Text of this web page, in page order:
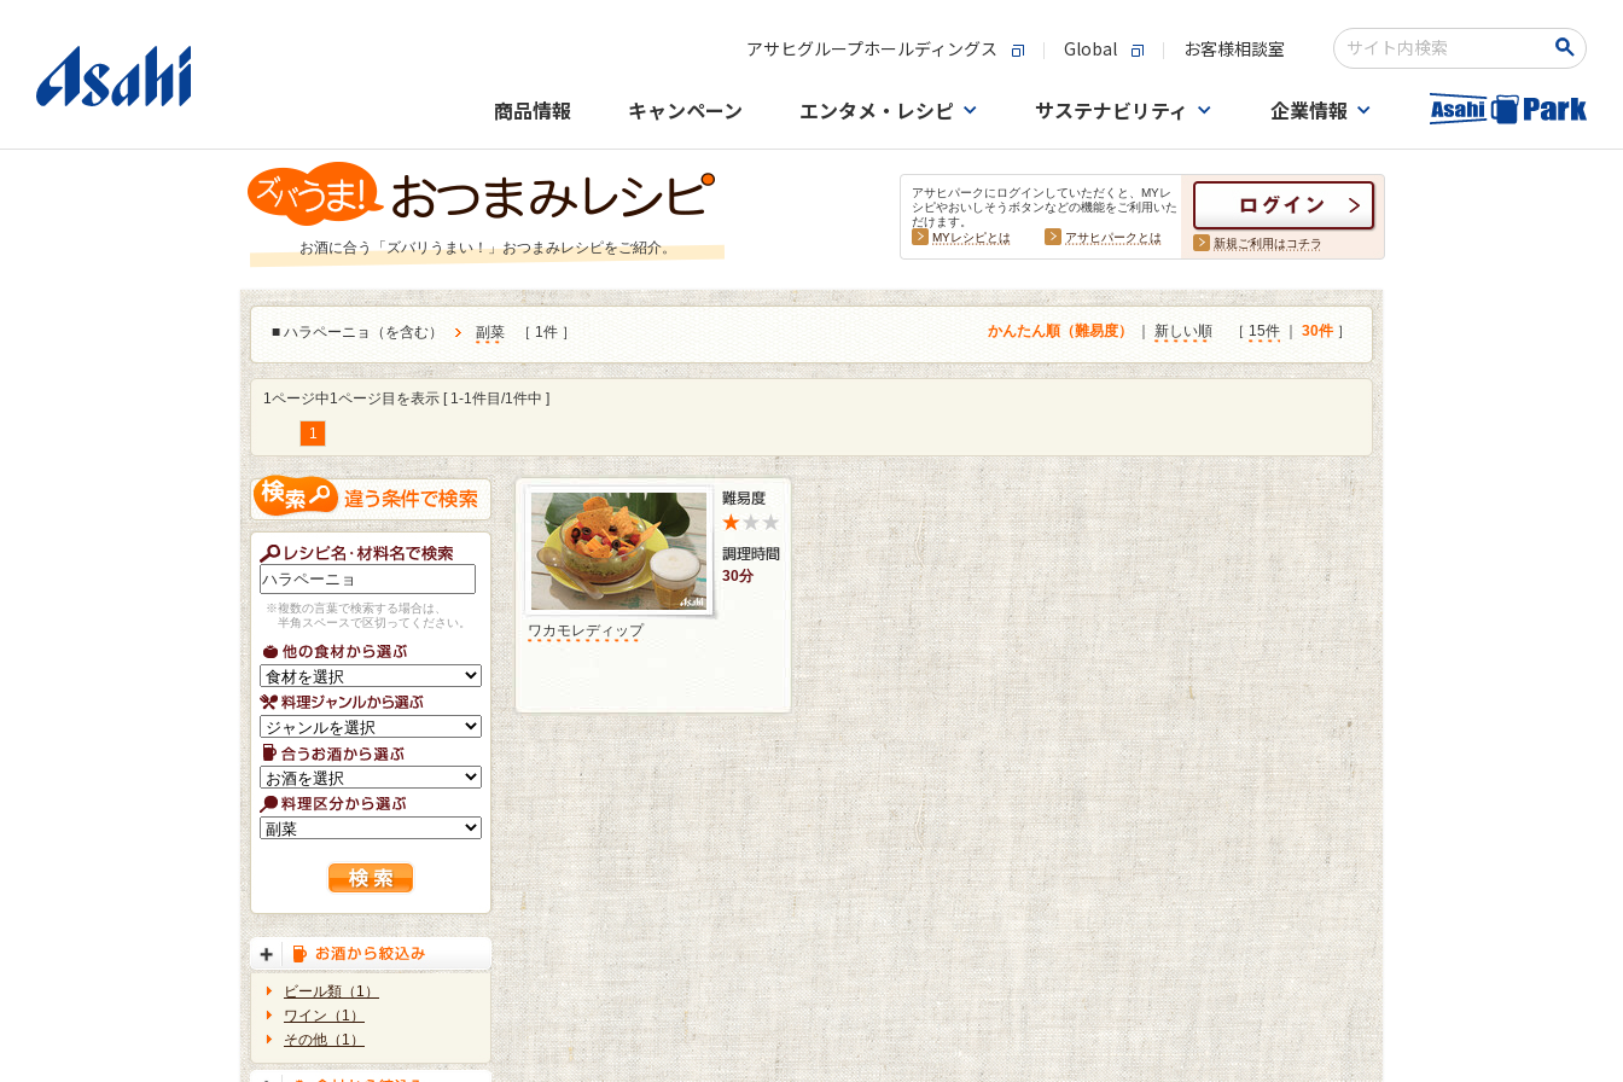
アサヒグループホールディングス Global お客様相談室
検索キーワード入力
商品情報 キャンペーン エンタメ・レシピ サステナビリティ 企業情報
お酒に合う「ズバリうまい！」おつまみレシピをご紹介。
アサヒパークにログインしていただくと、MYレ
シピやおいしそうボタンなどの機能をご利用いた
だけます。
MYレシピとは
アサヒパークとは 新規ご利用はコチラ
■ ハラペーニョ（を含む） 副菜 ［ 1件 ］ かんたん順（難易度） 新しい順 ［ 15件 30件 ］
1ページ中1ページ目を表示 [ 1-1件目/1件中 ]
1
※複数の言葉で検索する場合は、
半角スペースで区切ってください。
ビール類（1）
ワイン（1）
その他（1）
30分
ワカモレディップ